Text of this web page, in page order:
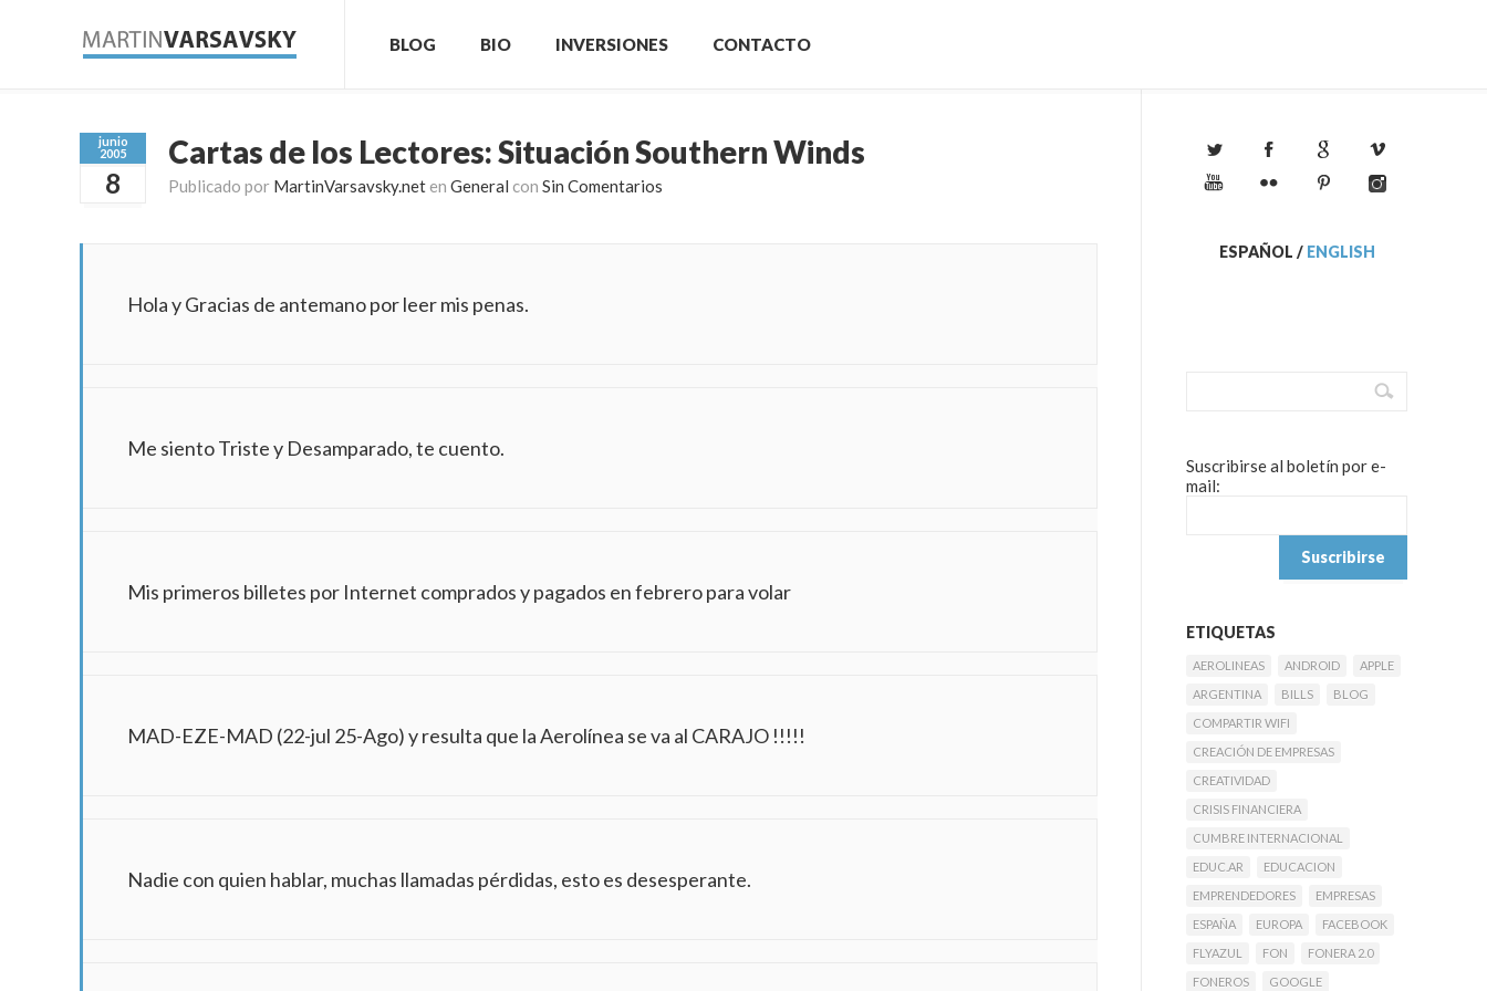
BLOG BIO INVERSIONES CONTACTO
junio
2005
8
Cartas de los Lectores: Situación Southern Winds
Publicado por MartinVarsavsky.net en General con Sin Comentarios
Hola y Gracias de antemano por leer mis penas.
Me siento Triste y Desamparado, te cuento.
Mis primeros billetes por Internet comprados y pagados en febrero para volar
MAD-EZE-MAD (22-jul 25-Ago) y resulta que la Aerolínea se va al CARAJO !!!!!
Nadie con quien hablar, muchas llamadas pérdidas, esto es desesperante.
ESPAÑOL / ENGLISH
Suscribirse al boletín por e-
mail:
ETIQUETAS
AEROLINEAS ANDROID
APPLE
ARGENTINA
BILLS
BLOG
COMPARTIR WIFI
CREACIÓN DE EMPRESAS
CREATIVIDAD
CRISIS FINANCIERA
CUMBRE INTERNACIONAL
EDUC.AR
EDUCACION
EMPRENDEDORES
EMPRESAS
ESPAÑA
EUROPA
FACEBOOK
FLYAZUL
FON
FONERA 2.0
FONEROS
GOOGLE